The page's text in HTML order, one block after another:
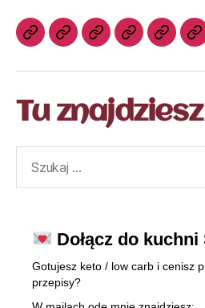
Tu
Dołącz do kuchni
Gotujesz keto / low carb i cenisz
przepisy?